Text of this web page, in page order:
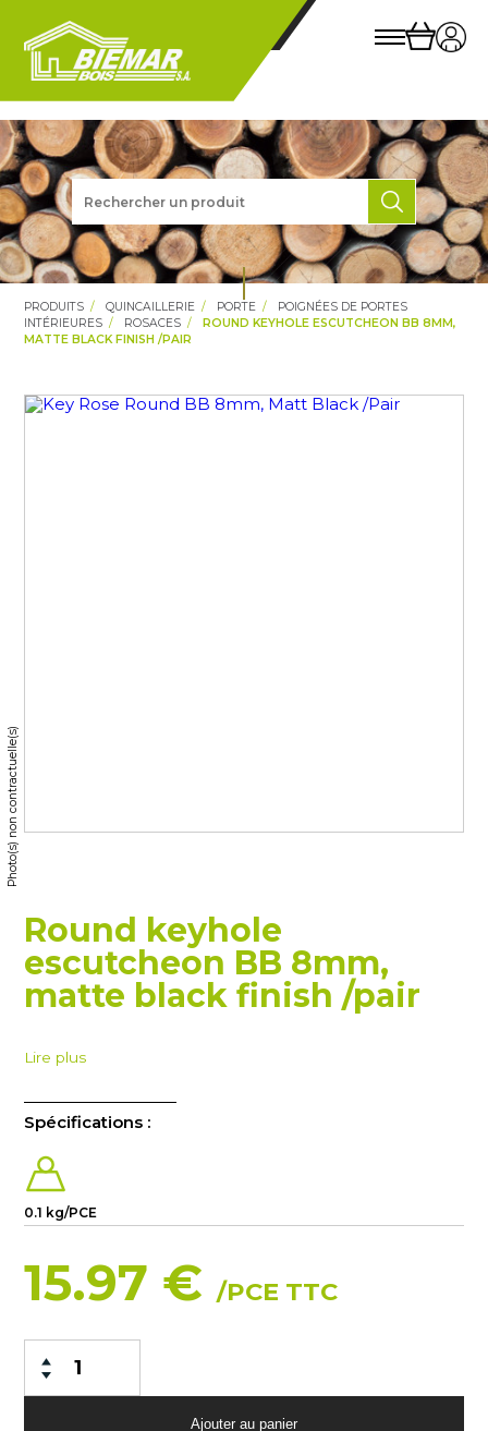
PRODUITS QUINCAILLERIE PORTE
POIGNÉES DE PORTES
INTÉRIEURES
ROSACES
ROUND KEYHOLE ESCUTCHEON BB 8MM,
MATTE BLACK FINISH /PAIR
Photo(s) non contractuelle(s)
Round keyhole
escutcheon BB 8mm,
matte black finish /pair
Lire plus
Spécifications :
0.1 kg/PCE
15.97 €/PCE TTC